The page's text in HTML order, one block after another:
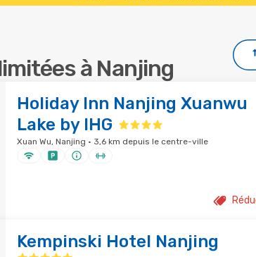
à Nanjing
Holiday Inn Nanjing Xuanwu
Lake by IHG
Xuan Wu, Nanjing · 3,6 km depuis le centre-ville
Kempinski Hotel Nanjing